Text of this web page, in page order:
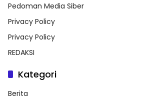
Pedoman Media Siber
Privacy Policy
Privacy Policy
REDAKSI
Kategori
Berita